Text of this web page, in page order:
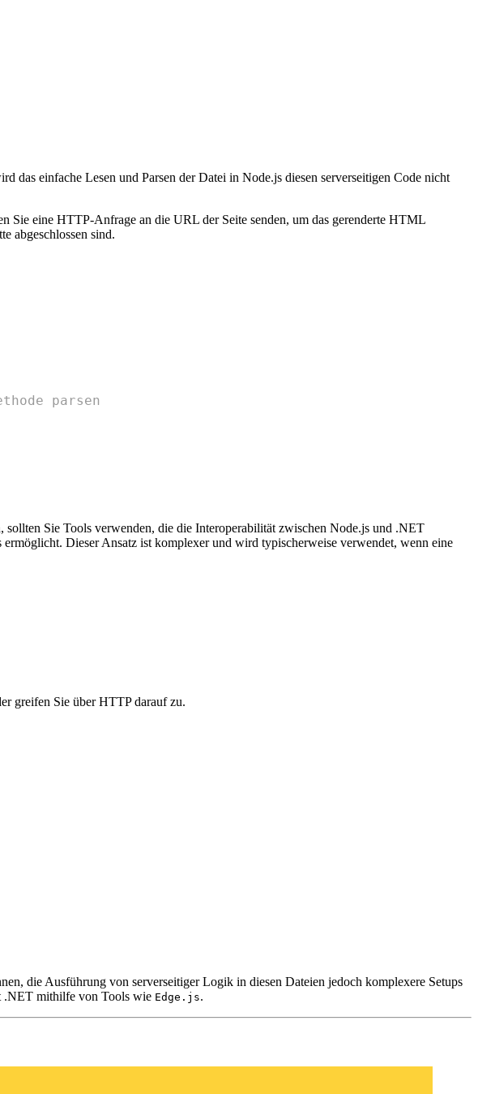
das einfache Lesen und Parsen der Datei in Node.js diesen serverseitigen Code nicht
Sie eine HTTP-Anfrage an die URL der Seite senden, um das gerenderte HTML
abgeschlossen sind.
parsen
sollten Sie Tools verwenden, die die Interoperabilität zwischen Node.js und .NET
Dieser Ansatz ist komplexer und wird typischerweise verwendet, wenn eine
greifen Sie über HTTP darauf zu.
die Ausführung von serverseitiger Logik in diesen Dateien jedoch komplexere Setups
.NET mithilfe von Tools wie Edge.js.